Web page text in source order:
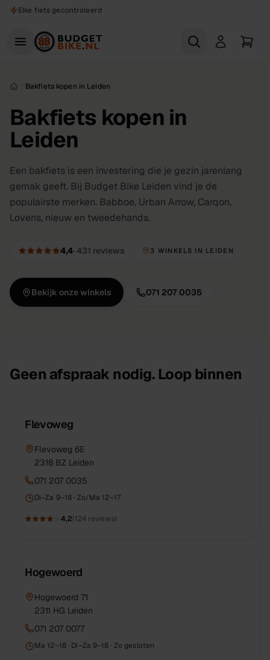
Naar hoofdinhoud
Elke fiets gecontroleerd
Bakfiets kopen in Leiden
Bakfiets kopen in
Leiden
Een bakfiets is een investering die je gezin jarenlang
gemak geeft. Bij Budget Bike Leiden vind je de
populairste merken. Babboe, Urban Arrow, Carqon,
Lovens, nieuw en tweedehands.
4,4· 431 reviews 3 WINKELS IN LEIDEN
Bekijk onze winkels 071 207 0035
Geen afspraak nodig. Loop binnen
Flevoweg
Flevoweg 6E
2318 BZ Leiden
071 207 0035
Di–Za 9–18 · Zo/Ma 12–17
4,2(124reviews)
Hogewoerd
Hogewoerd 71
2311 HG Leiden
071 207 0077
Ma 12–18 · Di–Za 9–18 · Zo gesloten